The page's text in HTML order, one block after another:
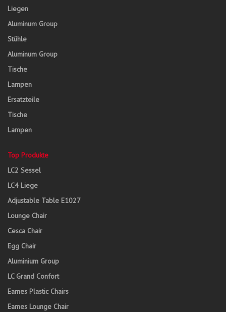
Liegen
Aluminum Group
Stühle
Aluminum Group
Tische
Lampen
Ersatzteile
Tische
Lampen
Top Produkte
LC2 Sessel
LC4 Liege
Adjustable Table E1027
Lounge Chair
Cesca Chair
Egg Chair
Aluminium Group
LC Grand Confort
Eames Plastic Chairs
Eames Lounge Chair